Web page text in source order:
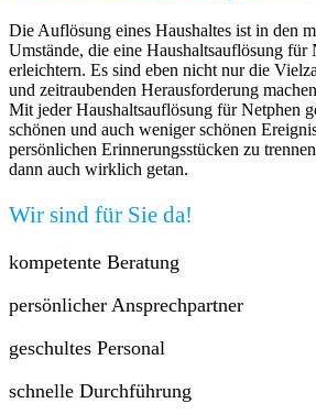
Die Auflösung eines Haushaltes ist in den
Umstände, die eine Haushaltsauflösung
erleichtern. Es sind eben nicht nur die
und zeitraubenden Herausforderung
Mit jeder Haushaltsauflösung für Netphen
schönen und auch weniger schönen
persönlichen Erinnerungsstücken zu
dann auch wirklich getan.
Wir sind für Sie da!
kompetente Beratung
persönlicher Ansprechpartner
geschultes Personal
schnelle Durchführung